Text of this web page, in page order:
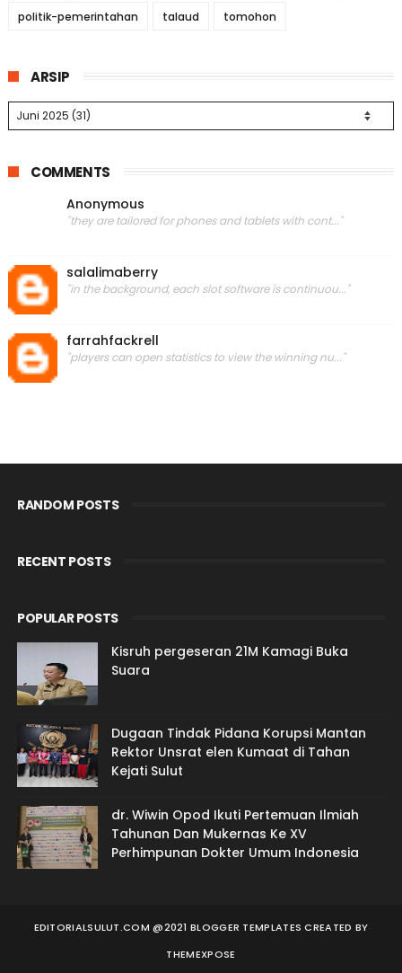
politik-pemerintahan talaud tomohon
ARSIP
COMMENTS
Anonymous
"they are tailored for phones and tablets with cont..."
salalimaberry
"in the background, each slot software is continuou..."
farrahfackrell
"players can open statistics to view the winning nu..."
RANDOM POSTS
RECENT POSTS
POPULAR POSTS
Kisruh pergeseran 21M Kamagi Buka
Suara
Dugaan Tindak Pidana Korupsi Mantan
Rektor Unsrat elen Kumaat di Tahan
Kejati Sulut
dr. Wiwin Opod Ikuti Pertemuan Ilmiah
Tahunan Dan Mukernas Ke XV
Perhimpunan Dokter Umum Indonesia
EDITORIALSULUT.COM @2021 BLOGGER TEMPLATES CREATED BY
THEMEXPOSE